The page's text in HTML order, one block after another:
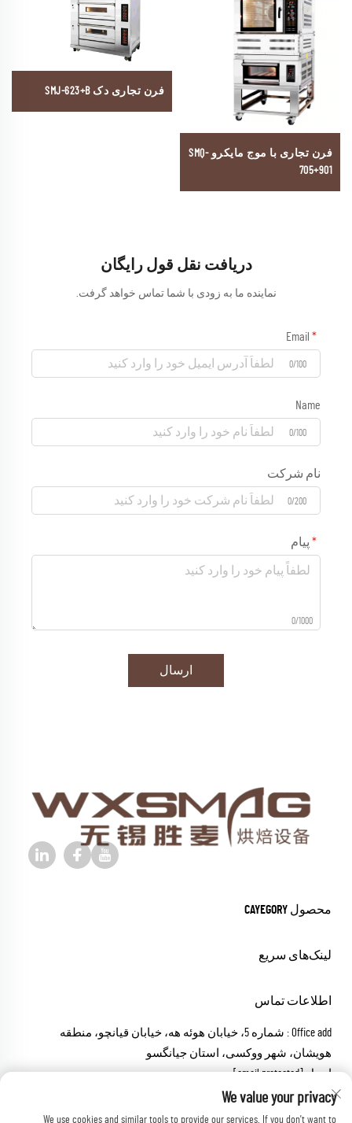
فرن تجاری با موج مایکرو SMQ-
705+901
فرن تجاری دک SMJ-623+B
دریافت نقل قول رایگان
نماینده ما به زودی با شما تماس خواهد گرفت.
0/100
Name
0/100
نام شرکت
0/200
پیام
0/1000
ارسال
محصول CAYEGORY
لینک‌های سریع
اطلاعات تماس
Office add : شماره 5، خیابان هوئه هه، خیابان قیانچو، منطقه
هویشان، شهر ووکسی، استان جیانگسو
ایمیل:[email protected]
تماس:+86-18652826331
We value your privacy
We use cookies and similar tools to provide our services. If you don't want to